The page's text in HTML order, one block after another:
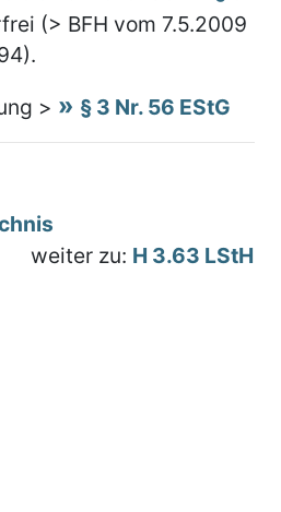
(> BFH vom 7.5.2009
>
§ 3 Nr. 56 EStG
weiter zu: H 3.63 LStH